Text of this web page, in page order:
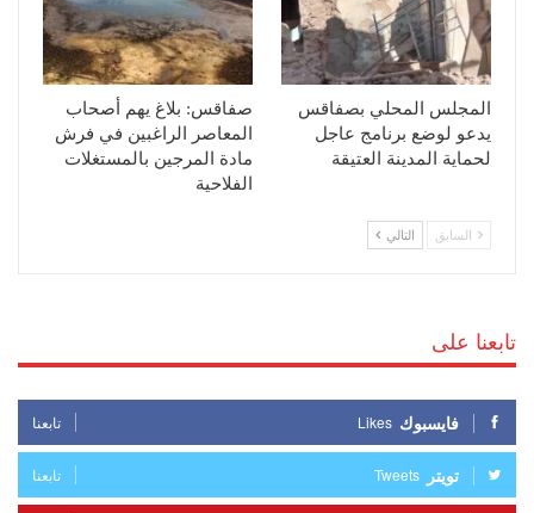
المجلس المحلي بصفاقس
يدعو لوضع برنامج عاجل
لحماية المدينة العتيقة
صفاقس: بلاغ يهم أصحاب
المعاصر الراغبين في فرش
مادة المرجين بالمستغلات
الفلاحية
السابق التالي
تابعنا على
فايسبوك Likes تابعنا
تويتر Tweets تابعنا